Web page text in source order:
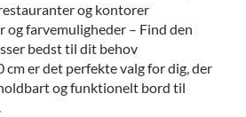
og kontorer
og farvemuligheder – Find den
bedst til dit behov
er det perfekte valg for dig, der
og funktionelt bord til